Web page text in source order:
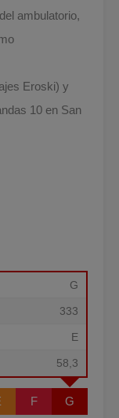
ambulatorio,
Eroski) y
10 en San
G
333
E
58,3
F G